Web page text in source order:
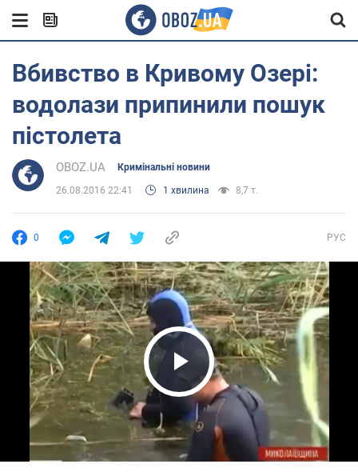
Вбивство в Кривому Озері:
водолази припинили пошук
пістолета
OBOZ.UA Кримінальні новини
26.08.2016 22:41 1 хвилина 8,7 т.
0 РУС
Play Video